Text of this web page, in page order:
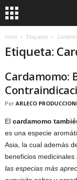
Inicio Etiquetas
Etiqueta:
Cardamomo:
Por ARLECO
El cardamomo
es una especie
Asia, la cual además
beneficios
las especias más